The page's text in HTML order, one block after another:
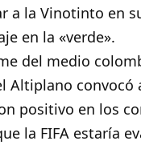
a la Vinotinto en
en la «verde».
del medio
Altiplano
positivo en los
la FIFA estaría